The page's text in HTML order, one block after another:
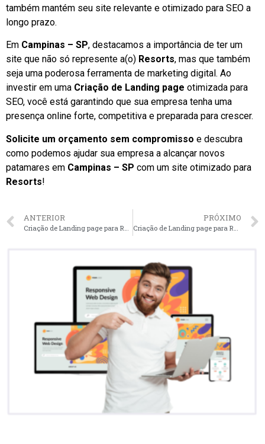
também mantém seu site relevante e otimizado para SEO a
longo prazo.
Em Campinas – SP, destacamos a importância de ter um
site que não só represente a(o) Resorts, mas que também
seja uma poderosa ferramenta de marketing digital. Ao
investir em uma Criação de Landing page otimizada para
SEO, você está garantindo que sua empresa tenha uma
presença online forte, competitiva e preparada para crescer.
Solicite um orçamento sem compromisso e descubra
como podemos ajudar sua empresa a alcançar novos
patamares em Campinas – SP com um site otimizado para
Resorts!
ANTERIOR PRÓXIMO